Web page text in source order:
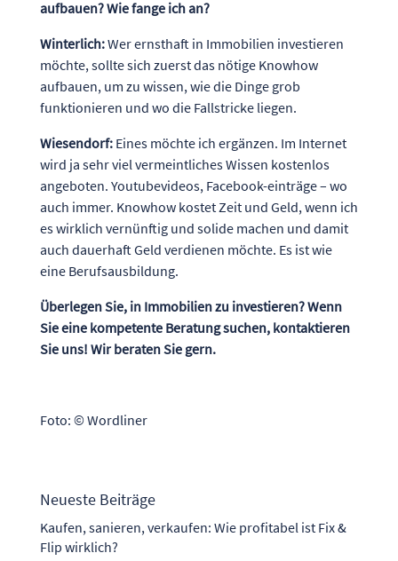
aufbauen? Wie fange ich an?
Winterlich:Wer ernsthaft in Immobilien investieren
möchte, sollte sich zuerst das nötige Knowhow
aufbauen, um zu wissen, wie die Dinge grob
funktionieren und wo die Fallstricke liegen.
Wiesendorf:Eines möchte ich ergänzen. Im Internet
wird ja sehr viel vermeintliches Wissen kostenlos
angeboten. Youtubevideos, Facebook-einträge – wo
auch immer. Knowhow kostet Zeit und Geld, wenn ich
es wirklich vernünftig und solide machen und damit
auch dauerhaft Geld verdienen möchte. Es ist wie
eine Berufsausbildung.
Überlegen Sie, in Immobilien zu investieren? Wenn
Sie eine kompetente Beratung suchen, kontaktieren
Sie uns! Wir beraten Sie gern.
Foto: © Wordliner
Neueste Beiträge
Kaufen, sanieren, verkaufen: Wie profitabel ist Fix &
Flip wirklich?